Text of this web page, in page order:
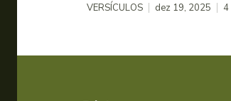
VERSÍCULOS dez 19, 2025 4